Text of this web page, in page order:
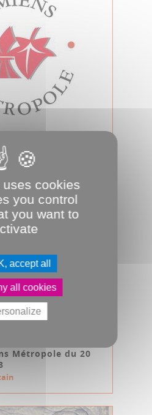
Métropole du 29
Métropole du 20
cookies
you control
you want to
accept all
all cookies